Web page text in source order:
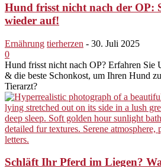
Hund frisst nicht nach der OP:
wieder auf!
Ernährung tierherzen - 30. Juli 2025
0
Hund frisst nicht nach OP? Erfahren Sie
& die beste Schonkost, um Ihren Hund
Tierarzt?
Schläft Ihr Pferd im Liegen?